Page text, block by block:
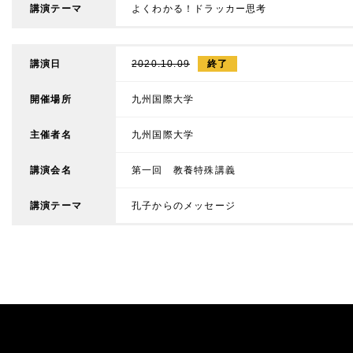
講演テーマ よくわかる！ドラッカー思考
講演日 2020.10.09 終了
開催場所 九州国際大学
主催者名 九州国際大学
講演会名 第一回 教養特殊講義
講演テーマ 孔子からのメッセージ